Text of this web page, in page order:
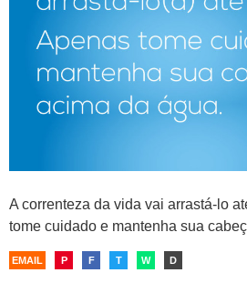
A correnteza da vida vai arrastá-lo
tome cuidado e mantenha sua
EMAIL P F T W D